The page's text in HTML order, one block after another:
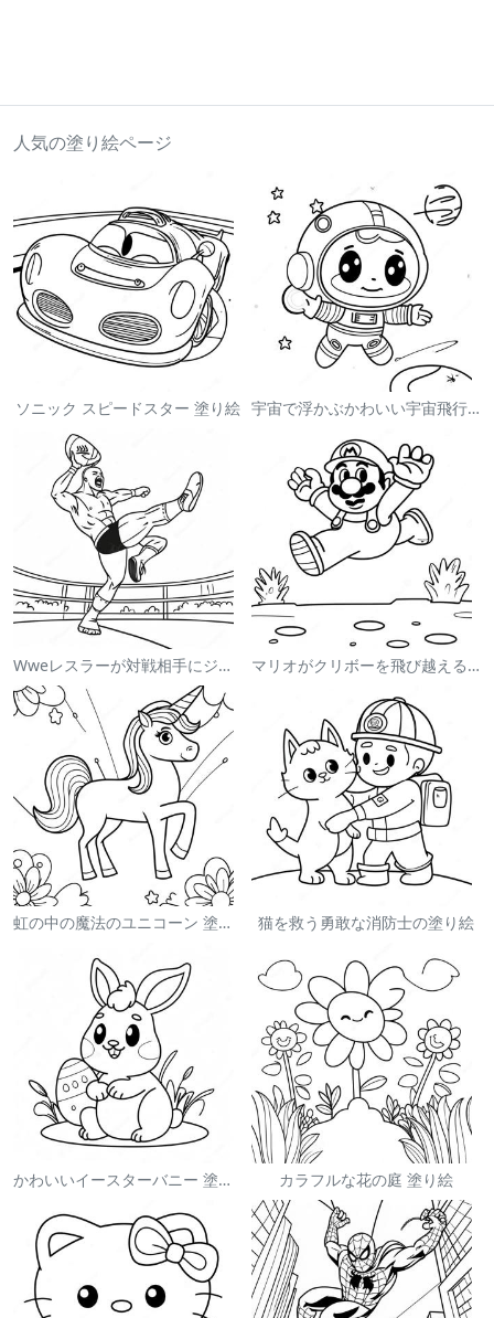
人気の塗り絵ページ
ソニック スピードスター 塗り絵 宇宙で浮かぶかわいい宇宙飛行士 塗り絵
Wweレスラーが対戦相手にジャンプする塗り絵 マリオがクリボーを飛び越える塗り絵
虹の中の魔法のユニコーン 塗り絵 猫を救う勇敢な消防士の塗り絵
かわいいイースターバニー 塗り絵 カラフルな花の庭 塗り絵